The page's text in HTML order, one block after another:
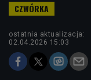
ostatnia aktualizacja:
02.04.2026 15:03